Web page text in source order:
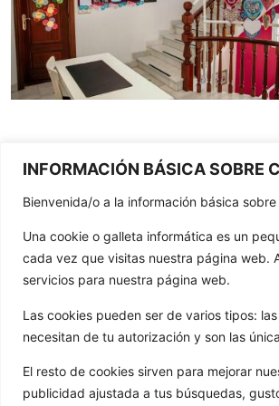
INFORMACIÓN BÁSICA SOBRE
Bienvenida/o a la información básica
Una cookie o galleta informática es un
cada vez que visitas nuestra página web.
servicios para nuestra página web.
Las cookies pueden ser de varios tipos:
necesitan de tu autorización y son las
El resto de cookies sirven para mejorar
publicidad ajustada a tus búsquedas,